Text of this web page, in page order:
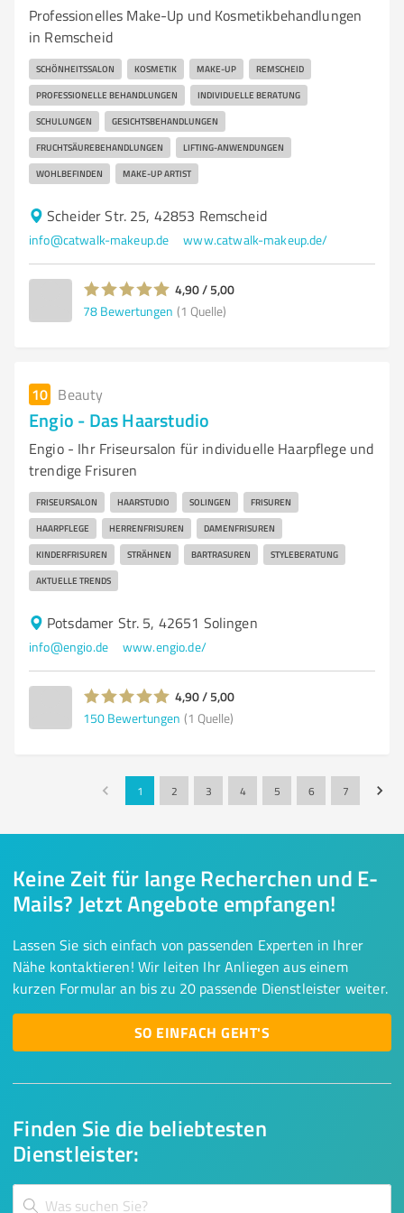
Professionelles Make-Up und Kosmetikbehandlungen
in Remscheid
SCHÖNHEITSSALON KOSMETIK MAKE-UP REMSCHEID
PROFESSIONELLE BEHANDLUNGEN INDIVIDUELLE BERATUNG
SCHULUNGEN GESICHTSBEHANDLUNGEN
FRUCHTSÄUREBEHANDLUNGEN LIFTING-ANWENDUNGEN
WOHLBEFINDEN MAKE-UP ARTIST
Scheider Str. 25, 42853 Remscheid
info@catwalk-makeup.de www.catwalk-makeup.de/
4,90 / 5,00
78 Bewertungen (1 Quelle)
10 Beauty
Engio - Das Haarstudio
Engio - Ihr Friseursalon für individuelle Haarpflege und
trendige Frisuren
FRISEURSALON HAARSTUDIO SOLINGEN FRISUREN
HAARPFLEGE HERRENFRISUREN DAMENFRISUREN
KINDERFRISUREN STRÄHNEN BARTRASUREN STYLEBERATUNG
AKTUELLE TRENDS
Potsdamer Str. 5, 42651 Solingen
info@engio.de www.engio.de/
4,90 / 5,00
150 Bewertungen (1 Quelle)
1 2 3 4 5 6 7
Finden Sie die beliebtesten
Dienstleister:
Keine Zeit für lange Recherchen und E-
Mails? Jetzt Angebote empfangen!
Lassen Sie sich einfach von passenden Experten in Ihrer
Nähe kontaktieren! Wir leiten Ihr Anliegen aus einem
kurzen Formular an bis zu 20 passende Dienstleister weiter.
SO EINFACH GEHT'S